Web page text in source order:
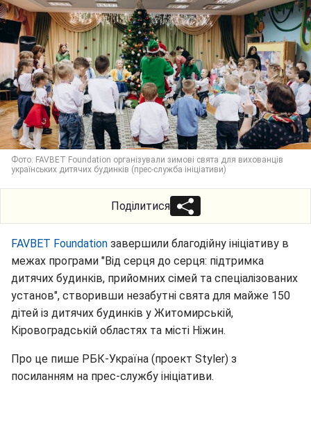
Фото: FAVBET Foundation організували зимові свята для вихованців
українських дитячих будинків (прес-служба ініціативи)
Поділитися
FAVBET Foundation завершили благодійну ініціативу в
межах програми "Від серця до серця: підтримка
дитячих будинків, прийомних сімей та спеціалізованих
установ", створивши незабутні свята для майже 150
дітей із дитячих будинків у Житомирській,
Кіровоградській областях та місті Ніжин.
Про це пише РБК-Україна (проект Styler) з
посиланням на прес-службу ініціативи.